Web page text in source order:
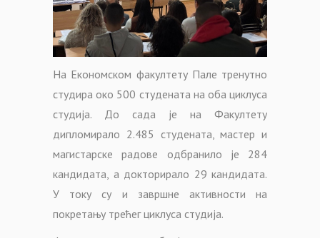
На Економском факултету Пале тренутно
студира око 500 студената на оба циклуса
студија. До сада је на Факултету
дипломирало 2.485 студената, мастер и
магистарске радове одбранило је 284
кандидата, а докторирало 29 кандидата.
У току су и завршне активности на
покретању трећег циклуса студија.